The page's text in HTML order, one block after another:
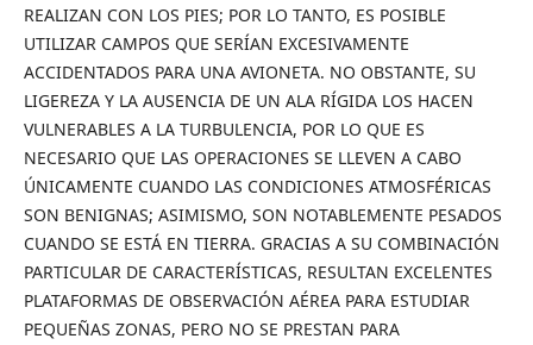
REALIZAN CON LOS PIES; POR LO TANTO, ES POSIBLE
UTILIZAR CAMPOS QUE SERÍAN EXCESIVAMENTE
ACCIDENTADOS PARA UNA AVIONETA. NO OBSTANTE, SU
LIGEREZA Y LA AUSENCIA DE UN ALA RÍGIDA LOS HACEN
VULNERABLES A LA TURBULENCIA, POR LO QUE ES
NECESARIO QUE LAS OPERACIONES SE LLEVEN A CABO
ÚNICAMENTE CUANDO LAS CONDICIONES ATMOSFÉRICAS
SON BENIGNAS; ASIMISMO, SON NOTABLEMENTE PESADOS
CUANDO SE ESTÁ EN TIERRA. GRACIAS A SU COMBINACIÓN
PARTICULAR DE CARACTERÍSTICAS, RESULTAN EXCELENTES
PLATAFORMAS DE OBSERVACIÓN AÉREA PARA ESTUDIAR
PEQUEÑAS ZONAS, PERO NO SE PRESTAN PARA